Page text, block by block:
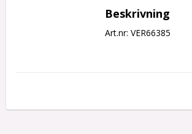
Beskrivning
Art.nr: VER66385